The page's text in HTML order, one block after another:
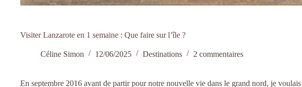
Visiter Lanzarote en 1 semaine : Que faire sur l’île ?
Céline Simon 12/06/2025 Destinations 2 commentaires
En septembre 2016 avant de partir pour notre nouvelle vie dans le grand nord, je